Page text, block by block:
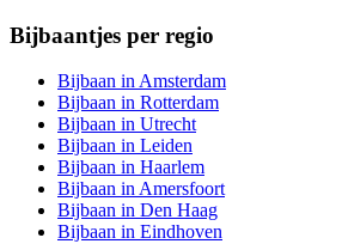
Bijbaantjes per regio
Bijbaan in Amsterdam
Bijbaan in Rotterdam
Bijbaan in Utrecht
Bijbaan in Leiden
Bijbaan in Haarlem
Bijbaan in Amersfoort
Bijbaan in Den Haag
Bijbaan in Eindhoven